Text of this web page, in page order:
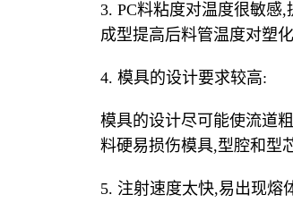
3. PC料粘度对温度很敏
成型提高后料管温度对塑
4. 模具的设计要求较高:
模具的设计尽可能使流道
料硬易损伤模具,型腔和型
5. 注射速度太快,易出现熔